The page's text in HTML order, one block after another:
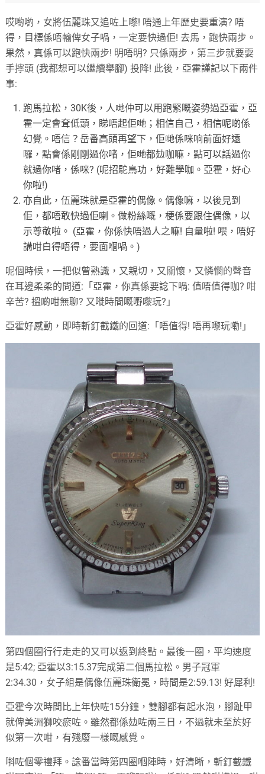
哎喲喲，女將伍麗珠又追咗上嚟! 唔通上年歷史要重演? 唔
得，目標係唔輸俾女子喎，一定要快過佢! 去馬，跑快兩步。
果然，真係可以跑快兩步! 明唔明? 只係兩步，第三步就要耍
手擰頭 (我都想可以繼續舉腳) 投降! 此後，亞霍謹記以下兩件
事:
跑馬拉松，30K後，人哋仲可以用跑緊嘅姿勢過亞霍，亞
霍一定會耷低頭，睇唔起佢哋；相信自己，相信呢啲係
幻覺。唔信？岳番高頭再望下，佢哋係咪响前面好遠
囉，點會係剛剛過你啫，佢哋都攰咖嘛，點可以話過你
就過你啫，係咪? (呢招駝鳥功，好難學咖。亞霍，好心
你啦!)
亦自此，伍麗珠就是亞霍的偶像。偶像嘛，以後見到
佢，都唔敢快過佢喇。做粉絲嘅，梗係要跟住偶像，以
示尊敬啦。 (亞霍，你係快唔過人之嘛! 自量啦! 喂，唔好
講咁白得唔得，要面嗰喎。)
呢個時候，一把似曾熟識，又親切，又關懷，又憐憫的聲音
在耳邊柔柔的問道:「亞霍，你真係要諗下喎: 值唔值得咖? 咁
辛苦? 搵啲咁無聊? 又嘥時間嘅嘢嚟玩?」
亞霍好感動，即時斬釘截鐵的回道:「唔值得! 唔再嚟玩嘞!」
第四個圈行行走走的又可以返到終點。最後一圈，平均速度
是5:42; 亞霍以3:15.37完成第二個馬拉松。男子冠軍
2:34.30，女子組是偶像伍麗珠衛冕，時間是2:59.13! 好犀利!
亞霍今次時間比上年快咗15分鐘，雙腳都有起水泡，腳趾甲
就俾美洲獅咬瘀咗。雖然都係攰咗兩三日，不過就未至於好
似第一次咁，有殘廢一樣嘅感覺。
唞咗個零禮拜。諗番當時第四圈嗰陣時，好清晰，斬釘截鐵